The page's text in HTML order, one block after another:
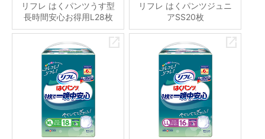
リフレ はくパンツうす型
長時間安心お得用L28枚
リフレ はくパンツジュニ
アSS20枚